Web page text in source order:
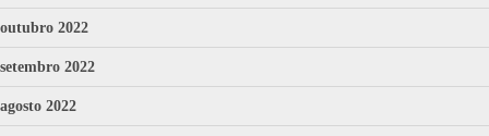
outubro 2022
setembro 2022
agosto 2022